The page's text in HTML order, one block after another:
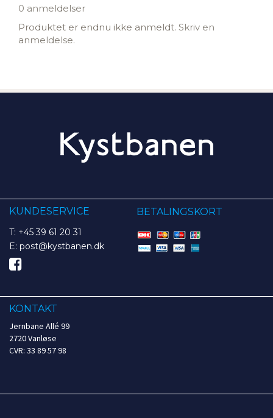
0 anmeldelser
Produktet er endnu ikke anmeldt. Skriv en
anmeldelse.
KUNDESERVICE
T: +45 39 61 20 31
E: post@kystbanen.dk
BETALINGSKORT
KONTAKT
Jernbane Allé 99
2720 Vanløse
CVR: 33 89 57 98